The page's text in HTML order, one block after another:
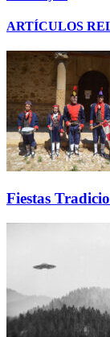
ARTÍCULOS
Fiestas